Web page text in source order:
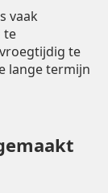
vaak
te
te
lange termijn